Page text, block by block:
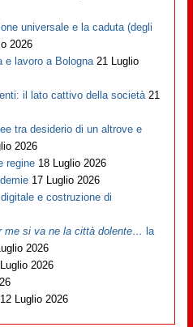
universale e la caduta (degli
2026
e lavoro a Bologna 21 Luglio
il lato cattivo della società 21
tra desiderio di un altrove e
2026
regine 18 Luglio 2026
17 Luglio 2026
e costruzione di
me si va ne la città dolente… la
2026
2026
12 Luglio 2026